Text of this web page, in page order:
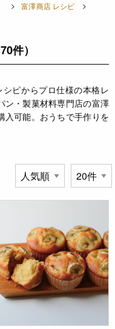
富澤商店 レシピ
件）
ピからプロ仕様の本格レ
ン・製菓材料専門店の富澤
入可能。おうちで手作りを